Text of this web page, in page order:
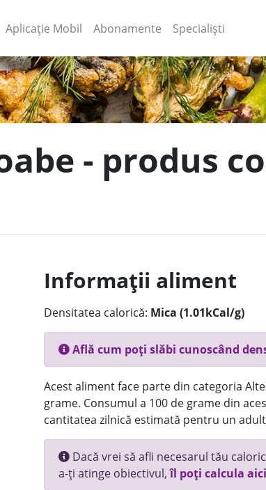
(current)
Aplicație Mobil (current)
Abonamente Specialiști
- produs
Informații aliment
Densitatea calorică: Mica (1.01kCal/g)
Află cum poți slăbi cunoscând
Acest aliment face parte din categoria
grame. Consumul a 100 de grame din
cantitatea zilnică estimată pentru un adult
Dacă vrei să afli necesarul tău
a-ți atinge obiectivul,îl poți calcula